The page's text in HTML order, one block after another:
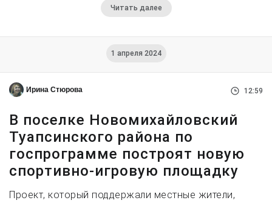
Читать далее
1 апреля 2024
Ирина Стюрова 12:59
В поселке Новомихайловский
Туапсинского района по
госпрограмме построят новую
спортивно-игровую площадку
Проект, который поддержали местные жители,